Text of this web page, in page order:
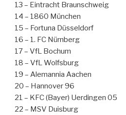
13 – Eintracht Braunschweig
14 – 1860 München
15 – Fortuna Düsseldorf
16 – 1. FC Nürnberg
17 – VfL Bochum
18 – VfL Wolfsburg
19 – Alemannia Aachen
20 – Hannover 96
21 – KFC (Bayer) Uerdingen 05
22 – MSV Duisburg